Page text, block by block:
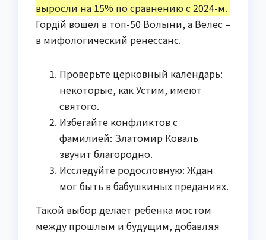
выросли на 15% по сравнению с 2024-м.
Гордій вошел в топ-50 Волыни, а Велес –
в мифологический ренессанс.
Проверьте церковный календарь:
некоторые, как Устим, имеют
святого.
Избегайте конфликтов с
фамилией: Златомир Коваль
звучит благородно.
Исследуйте родословную: Ждан
мог быть в бабушкиных преданиях.
Такой выбор делает ребенка мостом
между прошлым и будущим, добавляя